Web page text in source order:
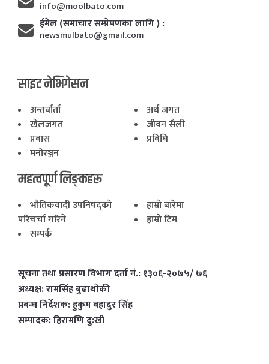
info@moolbato.com
ईमेल (समाचार सम्प्रेषणका लागि ) :
newsmulbato@gmail.com
साइट नेभिगेसन
अन्तर्वार्ता
अर्थ जगत
खेलजगत
जीवन सैली
प्रवास
प्रविधि
मनोरञ्जन
महत्वपूर्ण लिङ्कहरू
भाैतिकवादी उपनिषद्काे
परिचर्चा गरिने
हाम्राे बारेमा
हाम्राे टिम
सम्पर्क
सूचना तथा प्रसारण विभाग दर्ता नं.: १३०६-२०७५/ ७६
अध्यक्ष: रामसिंह बुढाथाेकी
प्रबन्ध निर्देशक: हुकुम बहादुर सिंह
सम्पादक: हिरामणि दु:खी